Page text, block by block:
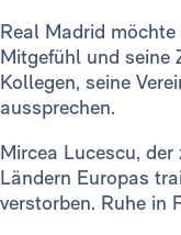
Real Madrid
Mitgefühl und seine
Kollegen, seine
aussprechen.
Mircea Lucescu, der
Ländern Europas
verstorben. Ruhe in